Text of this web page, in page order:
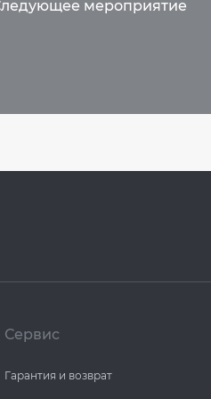
Сервис
Гарантия и возврат